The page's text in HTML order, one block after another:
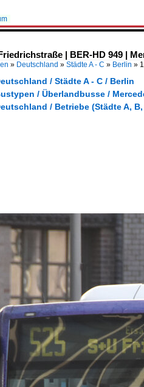
| BER-HD 949 |
» Deutschland » Städte A - C » Berlin »
/ Städte A - C / Berlin
/ Überlandbusse /
/ Betriebe (Städte A,